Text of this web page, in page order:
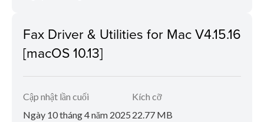
Fax Driver & Utilities for Mac V4.15.16
[macOS 10.13]
Cập nhật lần cuối
Ngày 10 tháng 4 năm 2025
Kích cỡ
22.77 MB